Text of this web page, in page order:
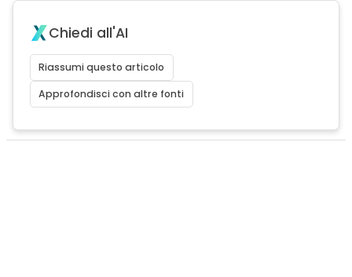
Chiedi all'AI
Riassumi questo articolo
Approfondisci con altre fonti